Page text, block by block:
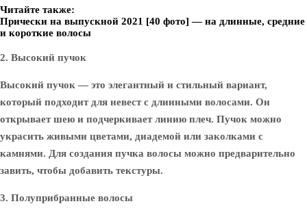
Читайте также:
Прически на выпускной 2021 [40 фото] — на длинные, средние
и короткие волосы
2. Высокий пучок
Высокий пучок — это элегантный и стильный вариант,
который подходит для невест с длинными волосами. Он
открывает шею и подчеркивает линию плеч. Пучок можно
украсить живыми цветами, диадемой или заколками с
камнями. Для создания пучка волосы можно предварительно
завить, чтобы добавить текстуры.
3. Полуприбранные волосы